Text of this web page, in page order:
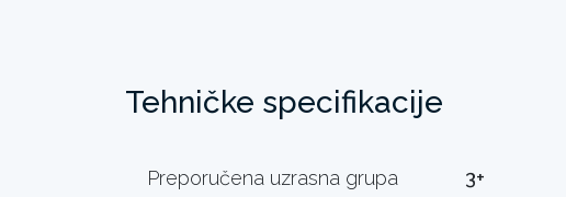
Tehničke specifikacije
Preporučena uzrasna grupa 3+